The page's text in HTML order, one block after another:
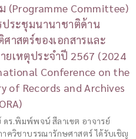
(Programme Committee)
ประชุมนานาชาติด้าน
ศาสตร์ของเอกสารและ
ยเหตุประจำปี 2567 (2024
Conference on the
of Records and Archives
ดร.พิมพ์พจน์ สีลาเขต อาจารย์
าควิชาบรรณารักษศาสตร์ ได้รับเชิญ